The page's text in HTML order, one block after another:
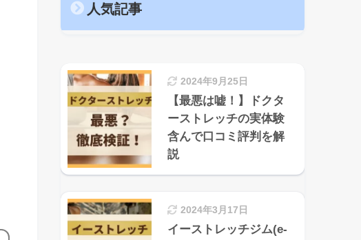
人気記事
2024年9月25日
【最悪は嘘！】ドクタ
ーストレッチの実体験
含んで口コミ評判を解
説
2024年3月17日
イーストレッチジム(e-